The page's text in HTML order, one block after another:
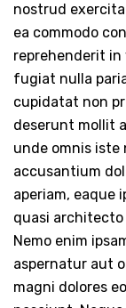
nostrud
ea commodo
reprehenderit in
fugiat nulla
cupidatat non
deserunt mollit
unde omnis
accusantium
aperiam, eaque
quasi
Nemo enim
aspernatur aut
magni dolores